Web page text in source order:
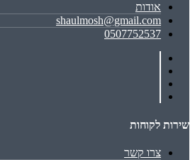
אודות
shaulmosh@gmail.com
0507752537
שירות לקוחות
צרו קשר